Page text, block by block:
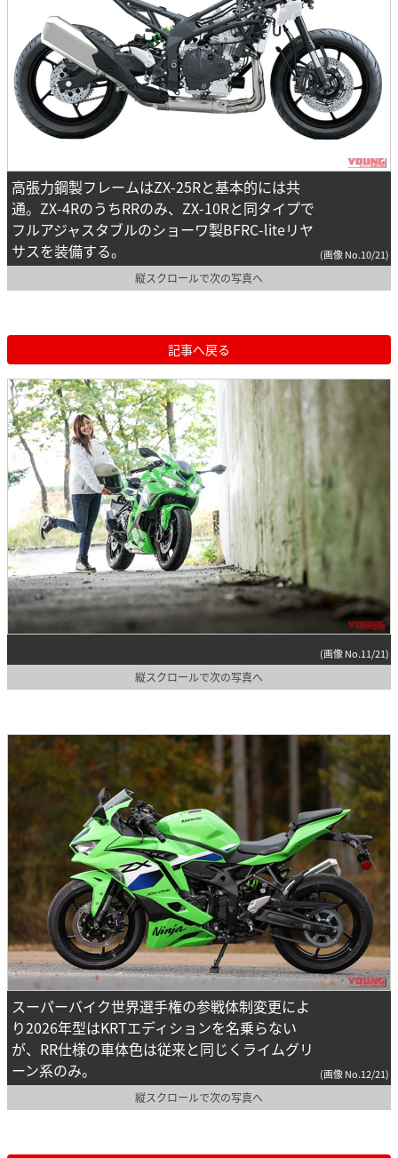
高張力鋼製フレームはZX-25Rと基本的には共
通。ZX-4RのうちRRのみ、ZX-10Rと同タイプで
フルアジャスタブルのショーワ製BFRC-liteリヤ
サスを装備する。
(画像 No.10/21)
縦スクロールで次の写真へ
記事へ戻る
(画像 No.11/21)
縦スクロールで次の写真へ
スーパーバイク世界選手権の参戦体制変更によ
り2026年型はKRTエディションを名乗らない
が、RR仕様の車体色は従来と同じくライムグリ
ーン系のみ。
(画像 No.12/21)
縦スクロールで次の写真へ